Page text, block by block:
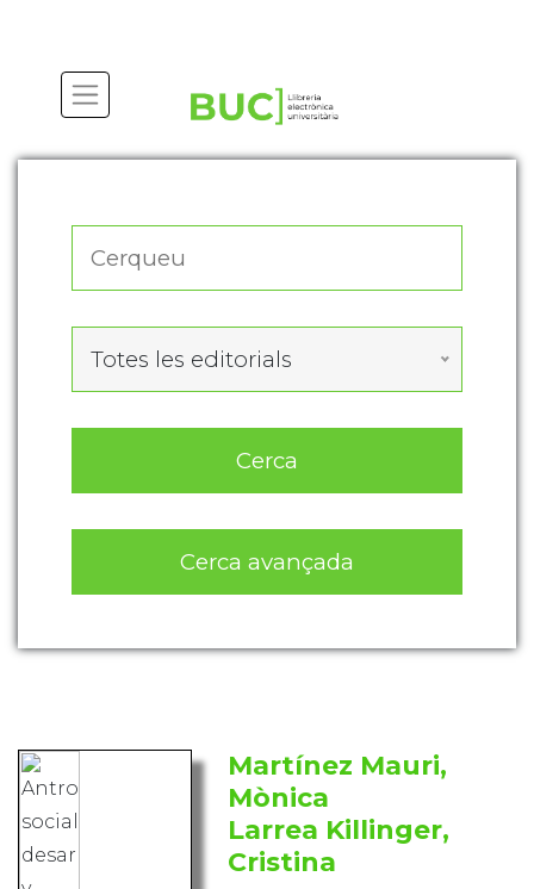
Totes les editorials
Cerca
Cerca avançada
Martínez Mauri,
Mònica
Larrea Killinger,
Cristina